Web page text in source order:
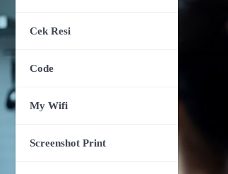
Cek Resi
Code
My Wifi
Screenshot Print